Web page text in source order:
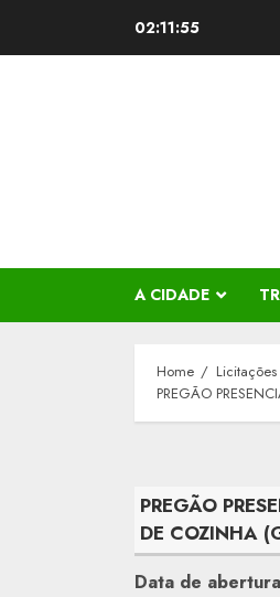
02:11:55
A CIDADE
Home
Licitações
PREGÃO
PREGÃO
DE COZINHA
Data de